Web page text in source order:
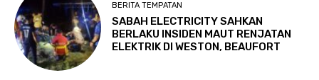
BERITA TEMPATAN
SABAH ELECTRICITY SAHKAN
BERLAKU INSIDEN MAUT RENJATAN
ELEKTRIK DI WESTON, BEAUFORT